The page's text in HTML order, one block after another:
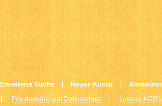
Erweiterte Suche | Neues Konto | Anmelden
Privatsphäre und Datenschutz |Unsere AGB's